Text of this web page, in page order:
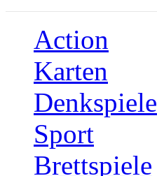
Action
Karten
Denkspiele
Sport
Brettspiele